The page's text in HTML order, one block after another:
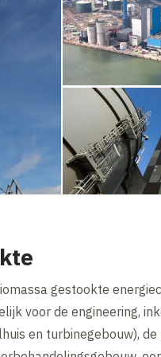
gestookte
voor de engineering,
en turbinegebouw),